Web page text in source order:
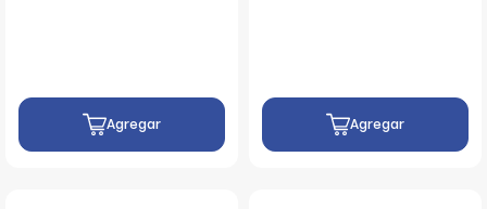
Agregar Agregar